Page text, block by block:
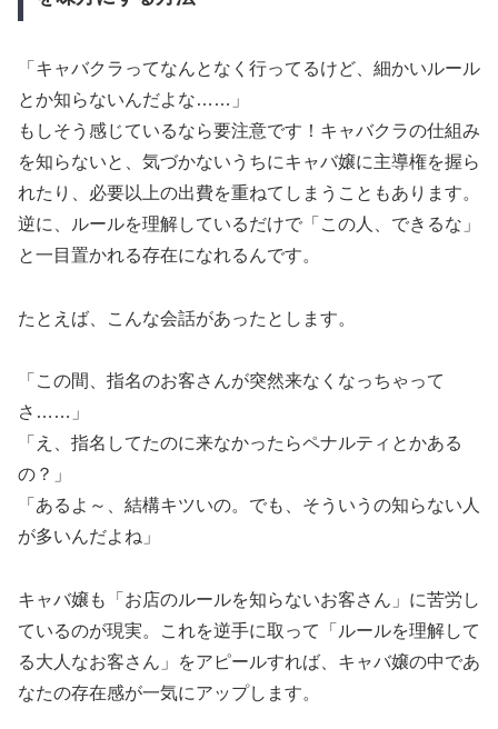
「キャバクラってなんとなく行ってるけど、細かいルール
とか知らないんだよな……」
もしそう感じているなら要注意です！キャバクラの仕組み
を知らないと、気づかないうちにキャバ嬢に主導権を握ら
れたり、必要以上の出費を重ねてしまうこともあります。
逆に、ルールを理解しているだけで「この人、できるな」
と一目置かれる存在になれるんです。
たとえば、こんな会話があったとします。
「この間、指名のお客さんが突然来なくなっちゃって
さ……」
「え、指名してたのに来なかったらペナルティとかある
の？」
「あるよ～、結構キツいの。でも、そういうの知らない人
が多いんだよね」
キャバ嬢も「お店のルールを知らないお客さん」に苦労し
ているのが現実。これを逆手に取って「ルールを理解して
る大人なお客さん」をアピールすれば、キャバ嬢の中であ
なたの存在感が一気にアップします。